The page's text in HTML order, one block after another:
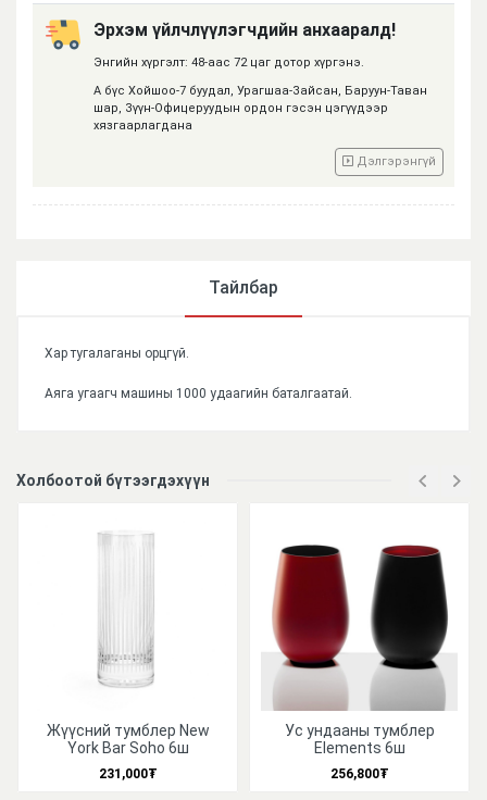
Эрхэм үйлчлүүлэгчдийн анхааралд!
Энгийн хүргэлт: 48-аас 72 цаг дотор хүргэнэ.
А бүс Хойшоо-7 буудал, Урагшаа-Зайсан, Баруун-Таван
шар, Зүүн-Офицеруудын ордон гэсэн цэгүүдээр
хязгаарлагдана
Дэлгэрэнгүй
Тайлбар
Хар тугалаганы орцгүй.
Аяга угаагч машины 1000 удаагийн баталгаатай.
Холбоотой бүтээгдэхүүн
Жүүсний тумблер New
York Bar Soho 6ш
231,000₮
Ус ундааны тумблер
Elements 6ш
256,800₮